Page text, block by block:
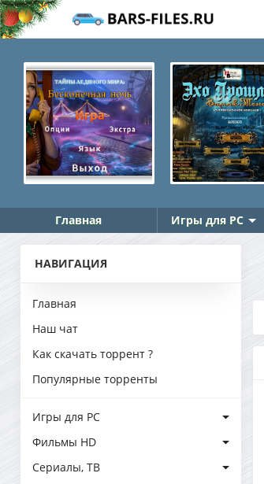
Главная Игры для PC
НАВИГАЦИЯ
Главная
Наш чат
Как скачать торрент ?
Популярные торренты
Игры для PC
Фильмы HD
Сериалы, ТВ